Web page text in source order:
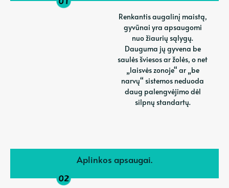
Renkantis augalinį maistą,
gyvūnai yra apsaugomi
nuo žiaurių sąlygų.
Dauguma jų gyvena be
saulės šviesos ar žolės, o net
„laisvės zonoje“ ar „be
narvų“ sistemos neduoda
daug palengvėjimo dėl
silpnų standartų.
Aplinkos apsaugai.